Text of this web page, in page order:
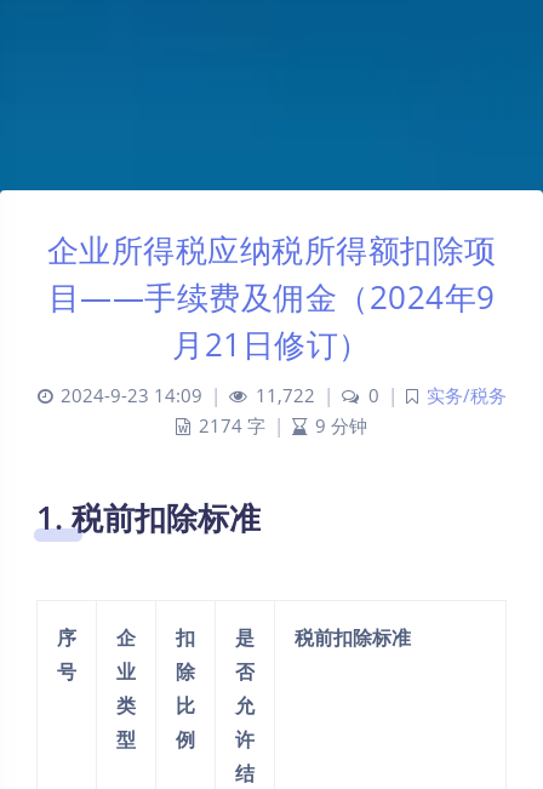
企业所得税应纳税所得额扣除项
目——手续费及佣金（2024年9
月21日修订）
2024-9-23 14:09 | 11,722 | 0 |
实务/税务
2174 字 | 9 分钟
1. 税前扣除标准
序
号
企
业
类
型
扣
除
比
例
是
否
允
许
结
税前扣除标准